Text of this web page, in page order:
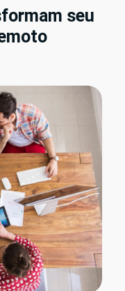
seu